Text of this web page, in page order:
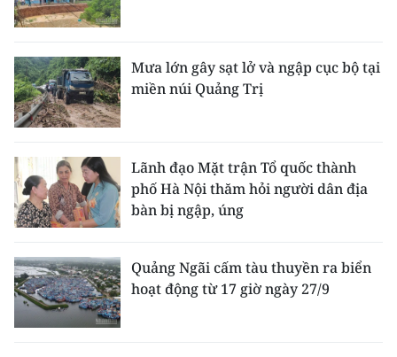
Mưa lớn gây sạt lở và ngập cục bộ tại
miền núi Quảng Trị
Lãnh đạo Mặt trận Tổ quốc thành
phố Hà Nội thăm hỏi người dân địa
bàn bị ngập, úng
Quảng Ngãi cấm tàu thuyền ra biển
hoạt động từ 17 giờ ngày 27/9